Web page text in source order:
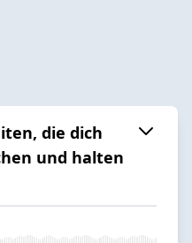
die dich
und halten